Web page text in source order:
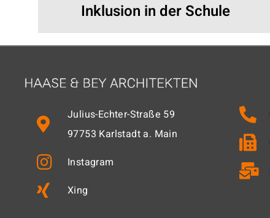
Inklusion in der Schule
Julius-Echter-Straße 59
97753 Karlstadt a. Main
Instagram
Xing